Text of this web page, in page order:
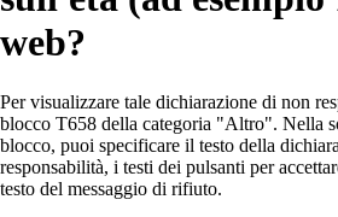
web?
Per visualizzare tale dichiarazione di non
blocco T658 della categoria "Altro". Nella
blocco, puoi specificare il testo della
responsabilità, i testi dei pulsanti per
testo del messaggio di rifiuto.